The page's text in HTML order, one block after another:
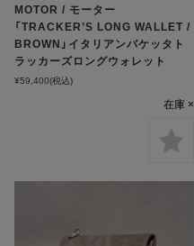
MOTOR / モーター
「TRACKER’S LONG WALLET /
BROWN」イタリアンバケッタト
ラッカーズロングウォレット
¥59,400(税込)
在庫 ×